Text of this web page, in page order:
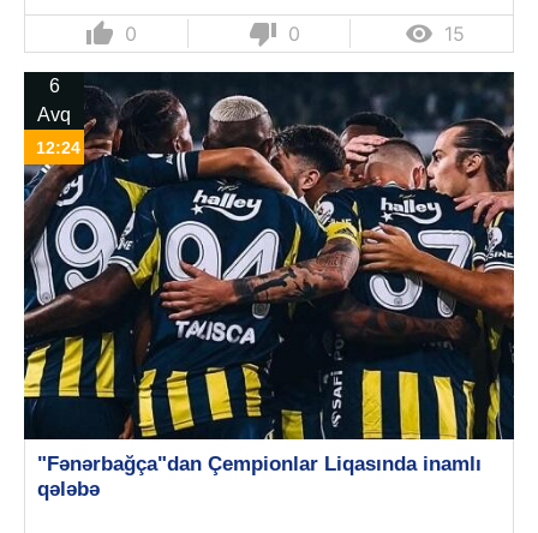
thumb_up 0 thumb_down 0  15
6
Avq
12:24
"Fənərbağça"dan Çempionlar Liqasında inamlı
qələbə